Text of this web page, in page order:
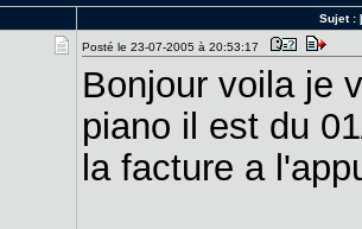
Sujet :
Posté le 23-07-2005 à 20:53:17
Bonjour voila je
piano il est du
la facture a